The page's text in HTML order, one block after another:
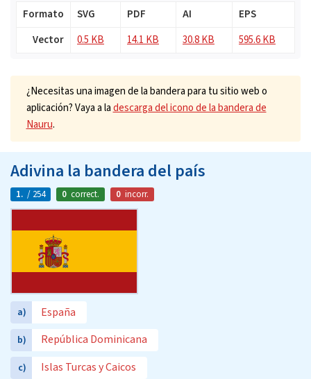
Formato SVG PDF AI
EPS
Vector
0.5 KB 14.1 KB 30.8 KB 595.6 KB
¿Necesitas una imagen de la bandera para tu sitio web o
aplicación? Vaya a ladescarga del icono de la bandera de
Nauru.
Adivina la bandera del país
1. / 254 0 correct. 0 incorr.
a) España
b) República Dominicana
c) Islas Turcas y Caicos